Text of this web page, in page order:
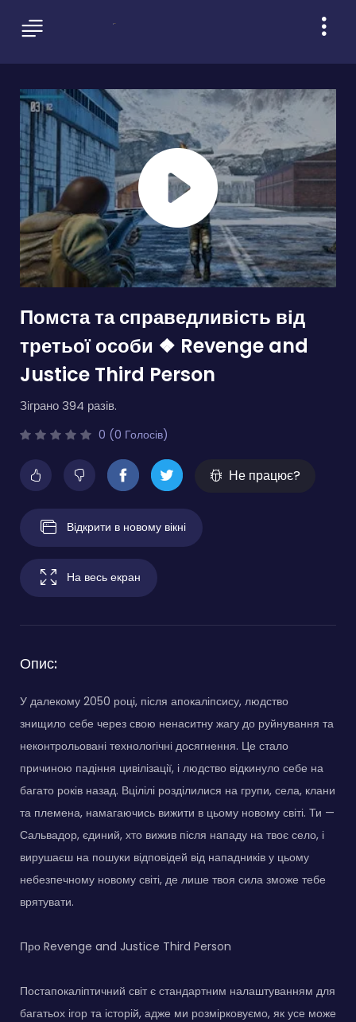
Помста та справедливість від
третьої особи ❖ Revenge and
Justice Third Person
Зіграно 394 разів.
0 (0 Голосів)
Не працює?
Відкрити в новому вікні
На весь екран
Опис:
У далекому 2050 році, після апокаліпсису, людство
знищило себе через свою ненаситну жагу до руйнування та
неконтрольовані технологічні досягнення. Це стало
причиною падіння цивілізації, і людство відкинуло себе на
багато років назад. Вцілілі розділилися на групи, села, клани
та племена, намагаючись вижити в цьому новому світі. Ти —
Сальвадор, єдиний, хто вижив після нападу на твоє село, і
вирушаєш на пошуки відповідей від нападників у цьому
небезпечному новому світі, де лише твоя сила зможе тебе
врятувати.
Про Revenge and Justice Third Person
Постапокаліптичний світ є стандартним налаштуванням для
багатьох ігор та історій, адже ми розмірковуємо, як усе може